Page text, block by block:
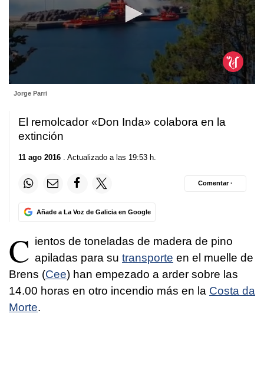
seconds
seconds
Jorge Parri
El remolcador «Don Inda» colabora en la
extinción
11 ago 2016 . Actualizado a las 19:53 h.
Añade a La Voz de Galicia en Google
Comentar ·
C ientos de toneladas de madera de pino
apiladas para su transporte en el muelle de
Brens (Cee) han empezado a arder sobre las
14.00 horas en otro incendio más en la Costa da
Morte.